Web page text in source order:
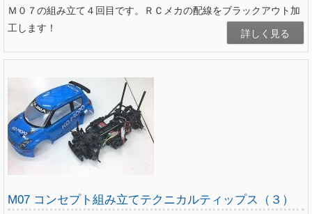
Ｍ０７の組み立て４回目です。ＲＣメカの配線をブラックアウト加
工します！
詳しく見る
M07 コンセプト組み立てテクニカルティップス（３）